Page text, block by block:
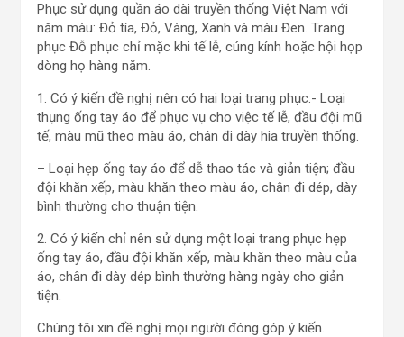
Phục sử dụng quần áo dài truyền thống Việt Nam với
năm màu: Đỏ tía, Đỏ, Vàng, Xanh và màu Đen. Trang
phục Đỗ phục chỉ mặc khi tế lễ, cúng kính hoặc hội họp
dòng họ hàng năm.
1. Có ý kiến đề nghị nên có hai loại trang phục:- Loại
thụng ống tay áo để phục vụ cho việc tế lễ, đầu đội mũ
tế, màu mũ theo màu áo, chân đi dày hia truyền thống.
– Loại hẹp ống tay áo để dễ thao tác và giản tiện; đầu
đội khăn xếp, màu khăn theo màu áo, chân đi dép, dày
bình thường cho thuận tiện.
2. Có ý kiến chỉ nên sử dụng một loại trang phục hẹp
ống tay áo, đầu đội khăn xếp, màu khăn theo màu của
áo, chân đi dày dép bình thường hàng ngày cho giản
tiện.
Chúng tôi xin đề nghị mọi người đóng góp ý kiến.